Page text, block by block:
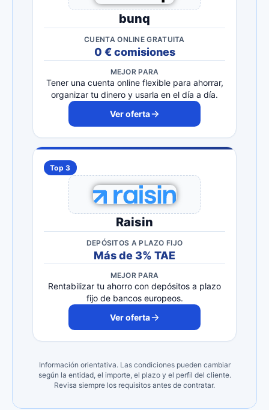
bunq
CUENTA ONLINE GRATUITA
0 € comisiones
MEJOR PARA
Tener una cuenta online flexible para ahorrar,
organizar tu dinero y usarla en el día a día.
Ver oferta
Top 3
Raisin
DEPÓSITOS A PLAZO FIJO
Más de 3% TAE
MEJOR PARA
Rentabilizar tu ahorro con depósitos a plazo
fijo de bancos europeos.
Ver oferta
Información orientativa. Las condiciones pueden cambiar
según la entidad, el importe, el plazo y el perfil del cliente.
Revisa siempre los requisitos antes de contratar.